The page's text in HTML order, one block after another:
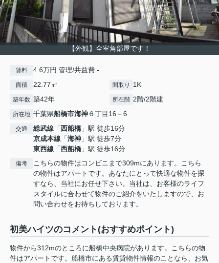
【外観】全室角部屋です！
賃料 4.6万円 管理/共益費 -
面積 22.77㎡ 間取り 1K
築年数 築42年 所在階 2階/2階建
所在地 千葉県船橋市海神６丁目16－6
交通 総武線 「西船橋 」駅 徒歩16分
京成本線 「海神 」駅 徒歩7分
東西線 「西船橋 」駅 徒歩16分
備考
こちらの物件はコンビニまで309mにあります。こちら
の物件はアパートです。あなたにとって快適な物件を探
すなら、当社にお任せ下さい。当社は、お客様のライフ
スタイルに合わせて物件のご紹介をいたしますので、お
問い合わせをお待ちしております。
初美ハイツのコメント(おすすめポイント)
物件から312mのところに船橋中央病院があります。こちらの物
件はアパートです。船橋市にある賃貸物件情報のことなら、お気